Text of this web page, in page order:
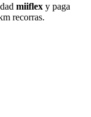
miiflex y paga
recorras.